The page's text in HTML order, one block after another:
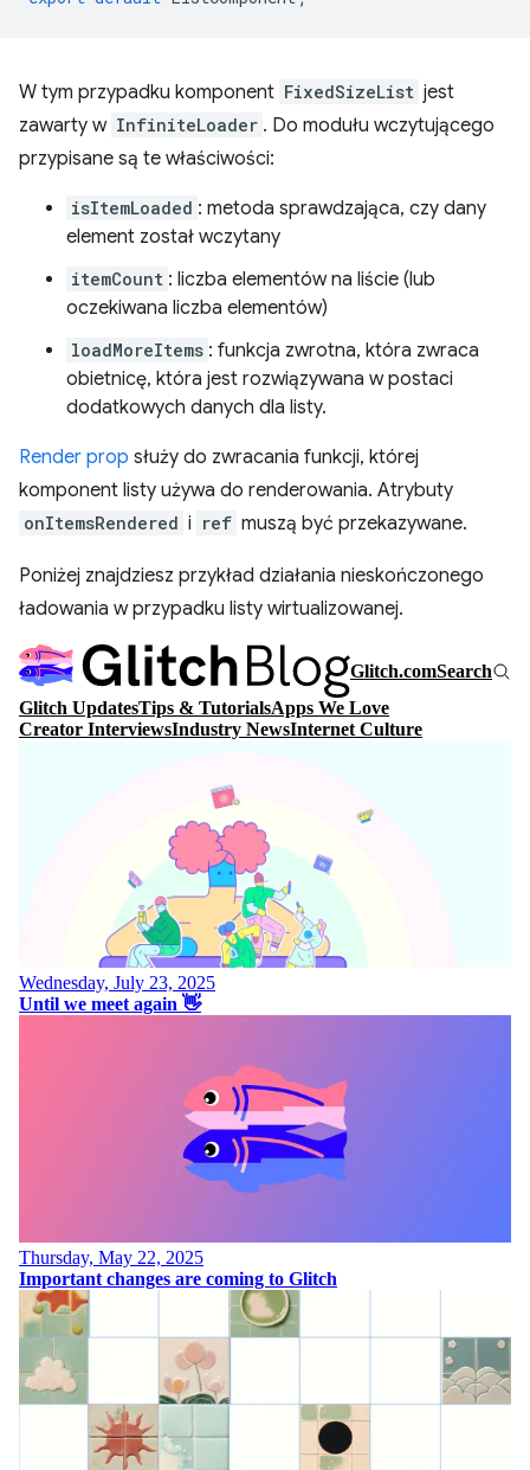
W tym przypadku komponent FixedSizeList jest
zawarty w InfiniteLoader . Do modułu wczytującego
przypisane są te właściwości:
isItemLoaded : metoda sprawdzająca, czy dany
element został wczytany
itemCount : liczba elementów na liście (lub
oczekiwana liczba elementów)
loadMoreItems : funkcja zwrotna, która zwraca
obietnicę, która jest rozwiązywana w postaci
dodatkowych danych dla listy.
Render prop służy do zwracania funkcji, której
komponent listy używa do renderowania. Atrybuty
onItemsRendered i ref muszą być przekazywane.
Poniżej znajdziesz przykład działania nieskończonego
ładowania w przypadku listy wirtualizowanej.